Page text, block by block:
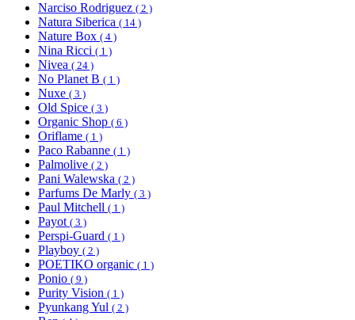
Narciso Rodriguez ( 2 )
Natura Siberica ( 14 )
Nature Box ( 4 )
Nina Ricci ( 1 )
Nivea ( 24 )
No Planet B ( 1 )
Nuxe ( 3 )
Old Spice ( 3 )
Organic Shop ( 6 )
Oriflame ( 1 )
Paco Rabanne ( 1 )
Palmolive ( 2 )
Pani Walewska ( 2 )
Parfums De Marly ( 3 )
Paul Mitchell ( 1 )
Payot ( 3 )
Perspi-Guard ( 1 )
Playboy ( 2 )
POETIKO organic ( 1 )
Ponio ( 9 )
Purity Vision ( 1 )
Pyunkang Yul ( 2 )